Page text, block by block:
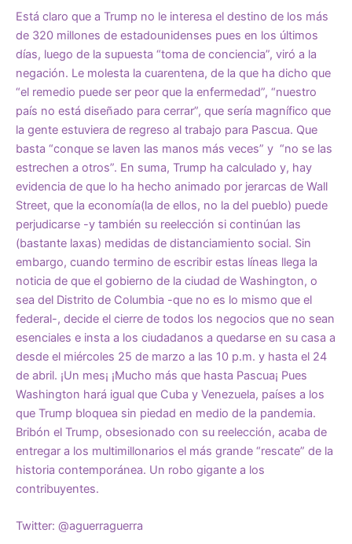
Está claro que a Trump no le interesa el destino de los más
de 320 millones de estadounidenses pues en los últimos
días, luego de la supuesta “toma de conciencia”, viró a la
negación. Le molesta la cuarentena, de la que ha dicho que
“el remedio puede ser peor que la enfermedad”, “nuestro
país no está diseñado para cerrar”, que sería magnífico que
la gente estuviera de regreso al trabajo para Pascua. Que
basta “conque se laven las manos más veces” y “no se las
estrechen a otros”. En suma, Trump ha calculado y, hay
evidencia de que lo ha hecho animado por jerarcas de Wall
Street, que la economía(la de ellos, no la del pueblo) puede
perjudicarse -y también su reelección si continúan las
(bastante laxas) medidas de distanciamiento social. Sin
embargo, cuando termino de escribir estas líneas llega la
noticia de que el gobierno de la ciudad de Washington, o
sea del Distrito de Columbia -que no es lo mismo que el
federal-, decide el cierre de todos los negocios que no sean
esenciales e insta a los ciudadanos a quedarse en su casa a
desde el miércoles 25 de marzo a las 10 p.m. y hasta el 24
de abril. ¡Un mes¡ ¡Mucho más que hasta Pascua¡ Pues
Washington hará igual que Cuba y Venezuela, países a los
que Trump bloquea sin piedad en medio de la pandemia.
Bribón el Trump, obsesionado con su reelección, acaba de
entregar a los multimillonarios el más grande “rescate” de la
historia contemporánea. Un robo gigante a los
contribuyentes.
Twitter: @aguerraguerra